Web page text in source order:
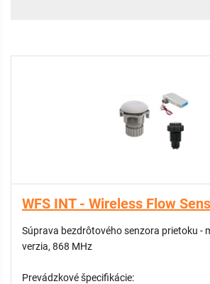
WFS INT - Wireless Flow
Súprava bezdrôtového senzora prietoku -
verzia, 868 MHz
Prevádzkové špecifikácie: